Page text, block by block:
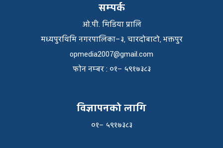
सम्पर्क
ओ.पी. मिडिया प्रालि
मध्यपुरथिमि नगरपालिका–३, चारदोबाटो, भक्तपुर
opmedia2007@gmail.com
फाेन नम्बर : ०१– ५९१७३८३
विज्ञापनको लागि
०१– ५९१७३८३